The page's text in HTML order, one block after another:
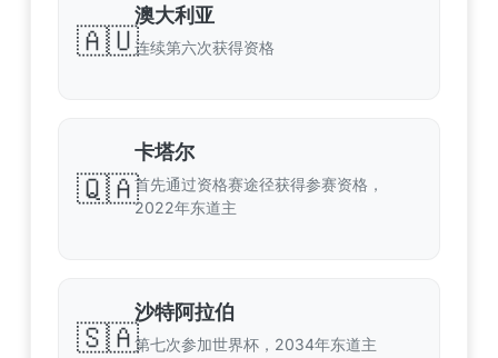
🇦🇺
澳大利亚
连续第六次获得资格
🇶🇦
卡塔尔
首先通过资格赛途径获得参赛资格，
2022年东道主
🇸🇦
沙特阿拉伯
第七次参加世界杯，2034年东道主